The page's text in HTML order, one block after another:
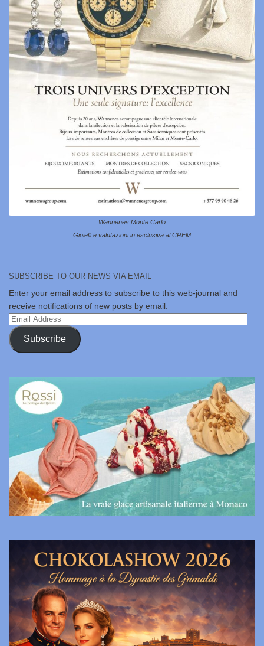
Wannenes Monte Carlo
Gioielli e valutazioni in esclusiva al CREM
SUBSCRIBE TO OUR NEWS VIA EMAIL
Enter your email address to subscribe to this web-journal and
receive notifications of new posts by email.
Email
Address
Subscribe